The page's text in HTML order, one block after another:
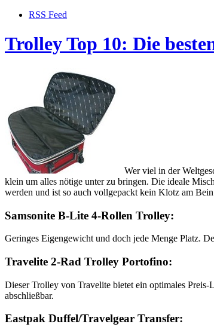
RSS Feed
Trolley Top 10: Die
Wer viel in der
klein um alles nötige unter zu bringen. Die ideale
werden und ist so auch vollgepackt kein Klotz am
Samsonite B-Lite 4-Rollen Trolley:
Geringes Eigengewicht und doch jede Menge Platz.
Travelite 2-Rad Trolley Portofino:
Dieser Trolley von Travelite bietet ein optimales
abschließbar.
Eastpak Duffel/Travelgear Transfer: